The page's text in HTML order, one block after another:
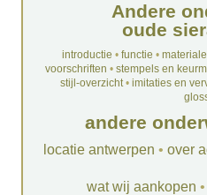
Andere
oude
introductie • functie •
voorschriften • stempels en
stijl-overzicht• imitaties en
andere
locatie antwerpen • over
wat wij aankopen